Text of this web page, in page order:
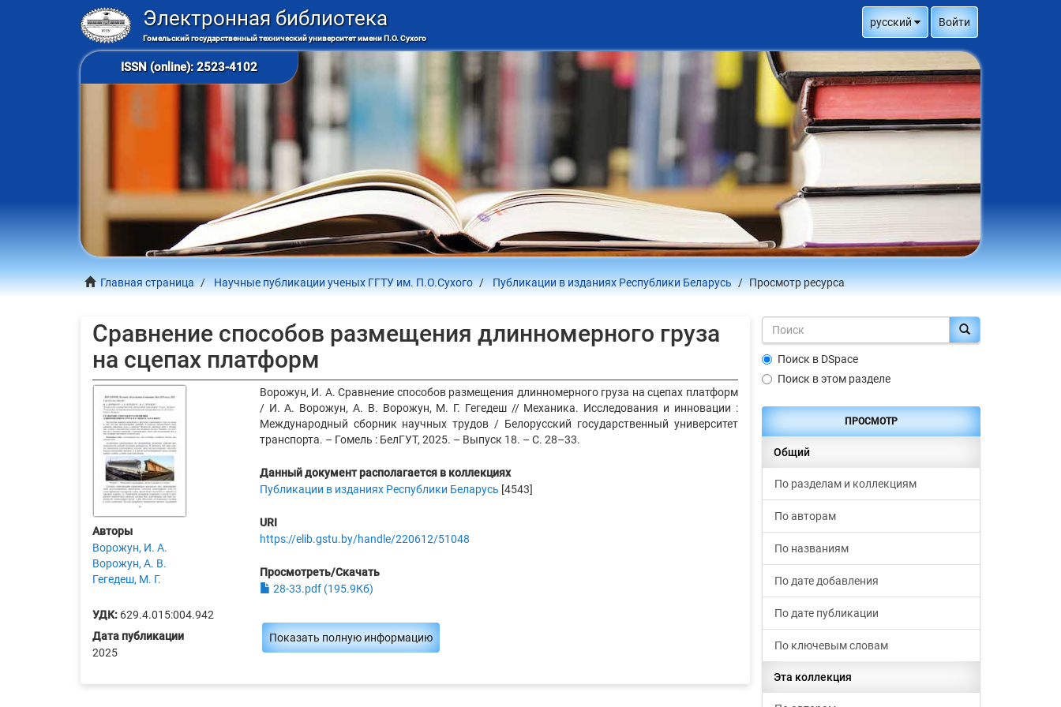
Электронная библиотека
Гомельский государственный технический университет имени П.О. Сухого
русский Войти
ISSN (online): 2523-4102
Главная страница Научные публикации ученых ГГТУ им. П.О.Сухого Публикации в изданиях Республики Беларусь Просмотр ресурса
Сравнение способов размещения длинномерного груза
на сцепах платформ
Авторы
Ворожун, И. А.
Ворожун, А. В.
Гегедеш, М. Г.
УДК: 629.4.015:004.942
Дата публикации
2025
Ворожун, И. А. Сравнение способов размещения длинномерного груза на сцепах платформ
/ И. А. Ворожун, А. В. Ворожун, М. Г. Гегедеш // Механика. Исследования и инновации :
Международный сборник научных трудов / Белорусский государственный университет
транспорта. – Гомель : БелГУТ, 2025. – Выпуск 18. – С. 28–33.
Данный документ располагается в коллекциях
Публикации в изданиях Республики Беларусь [4543]
URI
https://elib.gstu.by/handle/220612/51048
Просмотреть/Скачать
28-33.pdf (195.9Кб)
Показать полную информацию
Поиск в DSpace
Поиск в этом разделе
ПРОСМОТР
Общий
По разделам и коллекциям
По авторам
По названиям
По дате добавления
По дате публикации
По ключевым словам
Эта коллекция